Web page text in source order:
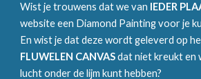
Wist je trouwens dat we van IEDER
website een Diamond Painting voor je
En wist je dat deze wordt geleverd op
FLUWELEN CANVASdat niet kreukt en
lucht onder de lijm kunt hebben?